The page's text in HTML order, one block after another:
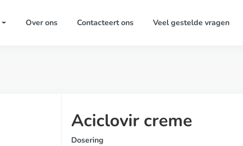
Over ons Contacteert ons Veel gestelde vragen
Aciclovir creme
Dosering